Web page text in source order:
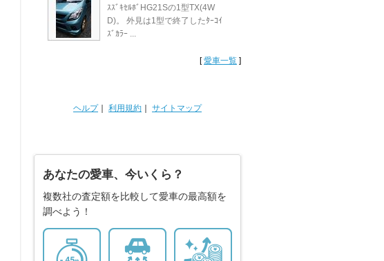
ｽｽﾞｷｾﾙﾎﾞHG21Sの1型TX(4W
D)。 外見は1型で終了したﾀｰｺｲ
ｽﾞｶﾗｰ ...
[愛車一覧 ]
ヘルプ｜ 利用規約 サイトマップ
あなたの愛車、今いくら？
複数社の査定額を比較して愛車の最高額を
調べよう！